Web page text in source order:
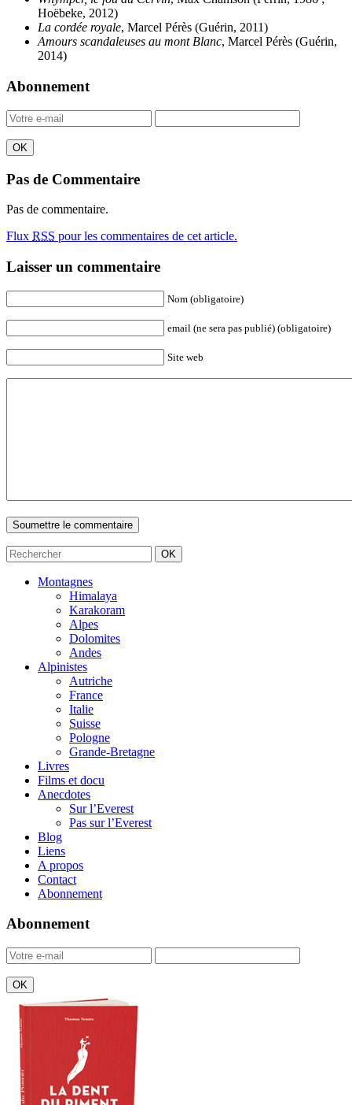
Hoëbeke, 2012)
La cordée royale, Marcel Pérès (Guérin, 2011)
Amours scandaleuses au mont Blanc, Marcel Pérès (Guérin,
2014)
Abonnement
Pas de Commentaire
Pas de commentaire.
Flux RSS pour les commentaires de cet article.
Laisser un commentaire
Nom (obligatoire)
email (ne sera pas publié) (obligatoire)
Site web
Montagnes
Himalaya
Karakoram
Alpes
Dolomites
Andes
Alpinistes
Autriche
France
Italie
Suisse
Pologne
Grande-Bretagne
Livres
Films et docu
Anecdotes
Sur l’Everest
Pas sur l’Everest
Blog
Liens
A propos
Contact
Abonnement
Abonnement